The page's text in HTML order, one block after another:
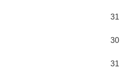
31
30
31